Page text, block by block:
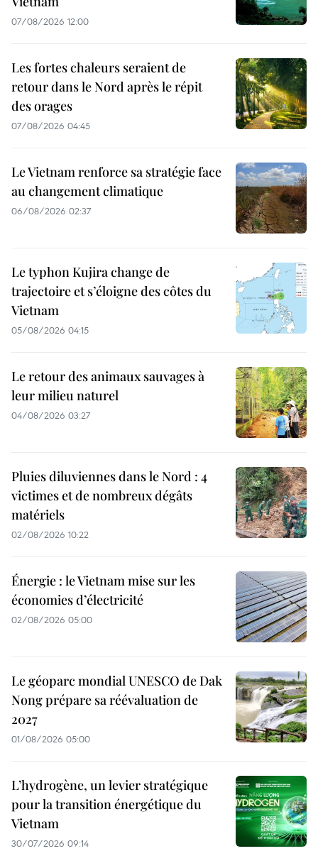
07/08/2026 12:00
Les fortes chaleurs seraient de
retour dans le Nord après le répit
des orages
07/08/2026 04:45
Le Vietnam renforce sa stratégie face
au changement climatique
06/08/2026 02:37
Le typhon Kujira change de
trajectoire et s’éloigne des côtes du
Vietnam
05/08/2026 04:15
Le retour des animaux sauvages à
leur milieu naturel
04/08/2026 03:27
Pluies diluviennes dans le Nord : 4
victimes et de nombreux dégâts
matériels
02/08/2026 10:22
Énergie : le Vietnam mise sur les
économies d’électricité
02/08/2026 05:00
Le géoparc mondial UNESCO de Dak
Nong prépare sa réévaluation de
2027
01/08/2026 05:00
L’hydrogène, un levier stratégique
pour la transition énergétique du
Vietnam
30/07/2026 09:14